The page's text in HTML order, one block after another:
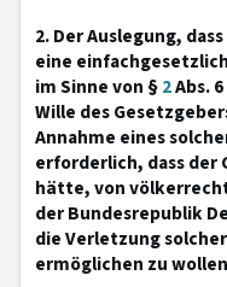
2. Der Auslegung,
eine
im Sinne von §2Abs.
Wille des
Annahme eines
erforderlich, dass der
hätte, von
der Bundesrepublik
die Verletzung
ermöglichen zu